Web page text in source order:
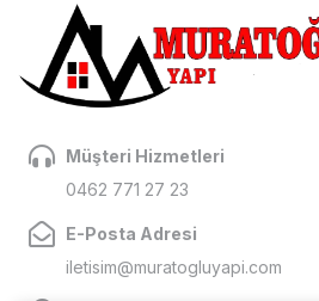
Müşteri Hizmetleri
0462 771 27 23
E-Posta Adresi
iletisim@muratogluyapi.com